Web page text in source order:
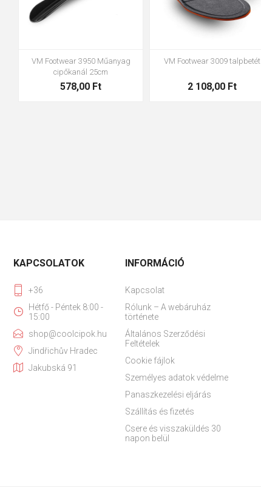
VM Footwear 3950 Műanyag
cipőkanál 25cm
578,00 Ft
VM Footwear 3009 talpbetét
2 108,00 Ft
KAPCSOLATOK
+36
Hétfő - Péntek 8:00 -
15:00
shop@coolcipok.hu
Jindřichův Hradec
Jakubská 91
INFORMÁCIÓ
Kapcsolat
Rólunk – A webáruház
története
Általános Szerződési
Feltételek
Cookie fájlok
Személyes adatok védelme
Panaszkezelési eljárás
Szállítás és fizetés
Csere és visszaküldés 30
napon belül